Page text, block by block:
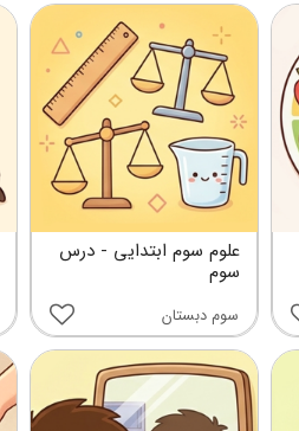
علوم سوم ابتدایی - درس
سوم
سوم دبستان